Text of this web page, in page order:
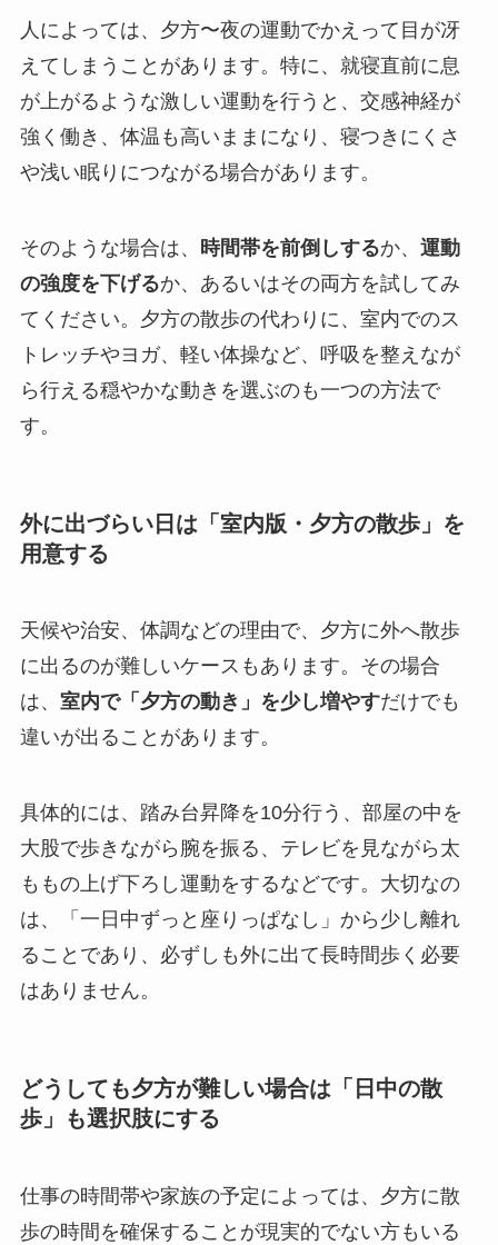
人によっては、夕方〜夜の運動でかえって目が冴
えてしまうことがあります。特に、就寝直前に息
が上がるような激しい運動を行うと、交感神経が
強く働き、体温も高いままになり、寝つきにくさ
や浅い眠りにつながる場合があります。
そのような場合は、 時間帯を前倒しするか、 運動
の強度を下げるか、あるいはその両方を試してみ
てください。夕方の散歩の代わりに、室内でのス
トレッチやヨガ、軽い体操など、呼吸を整えなが
ら行える穏やかな動きを選ぶのも一つの方法で
す。
外に出づらい日は「室内版・夕方の散歩」を
用意する
天候や治安、体調などの理由で、夕方に外へ散歩
に出るのが難しいケースもあります。その場合
は、 室内で「夕方の動き」を少し増やすだけでも
違いが出ることがあります。
具体的には、踏み台昇降を10分行う、部屋の中を
大股で歩きながら腕を振る、テレビを見ながら太
ももの上げ下ろし運動をするなどです。大切なの
は、「一日中ずっと座りっぱなし」から少し離れ
ることであり、必ずしも外に出て長時間歩く必要
はありません。
どうしても夕方が難しい場合は「日中の散
歩」も選択肢にする
仕事の時間帯や家族の予定によっては、夕方に散
歩の時間を確保することが現実的でない方もいる